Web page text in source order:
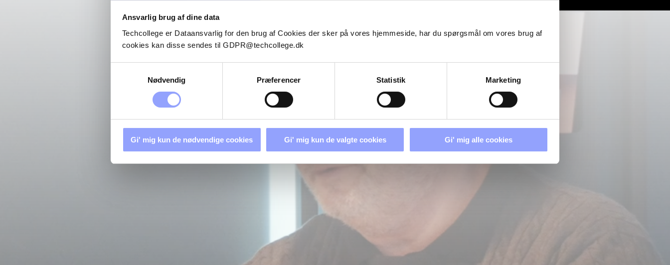
Ansvarlig brug af dine data
Techcollege er Dataansvarlig for den brug af Cookies der sker på vores hjemmeside, har du spørgsmål om vores brug af
cookies kan disse sendes til GDPR@techcollege.dk
Nødvendig
Præferencer Statistik Marketing
Gi' mig kun de nødvendige cookies Gi' mig kun de valgte cookies Gi' mig alle cookies